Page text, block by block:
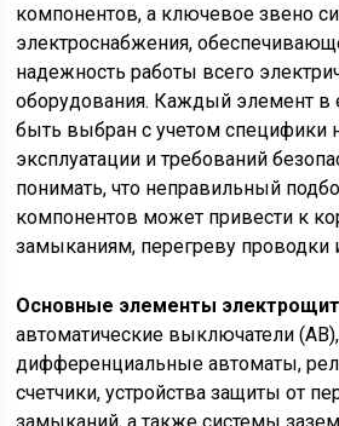
компонентов, а ключевое звено
электроснабжения,
надежность работы всего
оборудования. Каждый элемент в
быть выбран с учетом специфики
эксплуатации и требований
понимать, что неправильный
компонентов может привести к
замыканиям, перегреву
Основные элементы
автоматические выключатели (АВ),
дифференциальные автоматы,
счетчики, устройства защиты от